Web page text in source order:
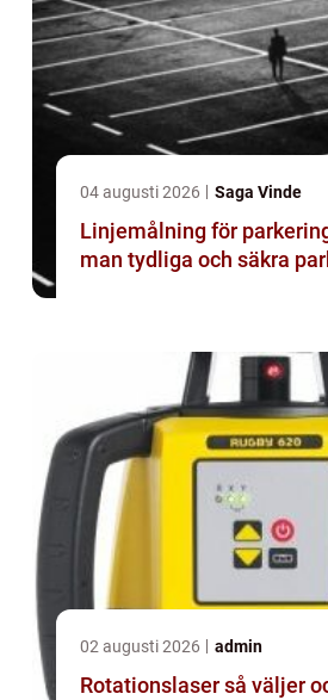
04 augusti 2026 Saga Vinde
Linjemålning för
man tydliga och säkra
02 augusti 2026 admin
Rotationslaser så väljer och använder